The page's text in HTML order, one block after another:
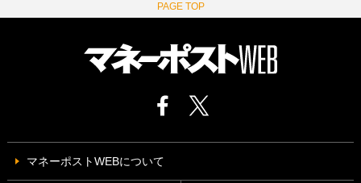
PAGE TOP
マネーポストWEBについて